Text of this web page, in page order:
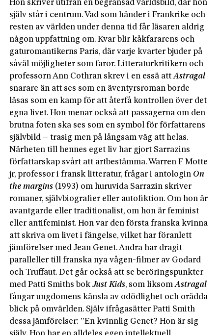
Hon skriver utifrån en begränsad världsbild, där hon
själv står i centrum. Vad som händer i Frankrike och
resten av världen under denna tid får läsaren aldrig
någon uppfattning om. Kvar blir kåkfararens och
gaturomantikerns Paris, där varje kvarter bjuder på
såväl möjligheter som faror. Litteraturkritikern och
professorn Ann Cothran skrev i en essä attAstragal
snarare än att ses som en äventyrsroman borde
läsas som en kamp för att återfå kontrollen över det
egna livet. Hon menar också att passagerna om den
brutna foten ska ses som en symbol för författarens
självbild – trasig men på långsam väg att helas.
Närheten till hennes eget liv har gjort Sarrazins
författarskap svårt att artbestämma. Warren F Motte
jr, professor i fransk litteratur, frågar i antologin On
the margins (1993) om huruvida Sarrazin skriver
romaner, självbiografier eller autofiktion. Om hon är
avantgarde eller traditionalist, om hon är feminist
eller antifeminist. Hon var den första franska kvinna
att skriva om livet i fängelse, vilket har föranlett
jämförelser med Jean Genet. Andra har dragit
paralleller till franska nya vågen-filmer av Godard
och Truffaut. Det går också att se beröringspunkter
med Patti Smiths bokJust Kids, som liksomAstragal
fångar ungdomens känsla av odödlighet och orädda
blick på omvärlden. Själv ifrågasätter Patti Smith
dessa jämförelser: ”En kvinnlig Genet? Hon är sig